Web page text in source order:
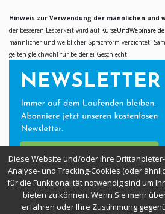
Hinweis zur Verwendung der männlichen und
der besseren Lesbarkeit wird auf KurseUndWebinare.de
männlicher und weiblicher Sprachform verzichtet.
gelten gleichwohl für beiderlei Geschlecht.
SICHER EINKAUFEN
Diese Website und/oder ihre
Analyse- und Tracking-Cookies (oder
für die Funktionalität notwendig sind um
bieten zu können. Wenn Sie mehr
erfahren oder Ihre Zustimmung